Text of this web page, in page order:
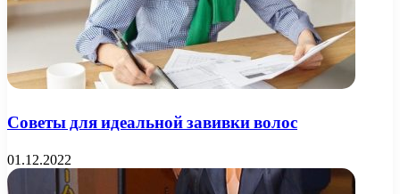
Советы для идеальной завивки волос
01.12.2022